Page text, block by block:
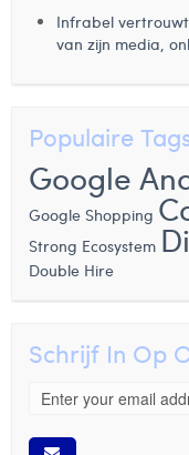
Infrabel
van zijn media,
Populaire
Google
Google Shopping
Strong Ecosystem
Double Hire
Schrijf In Op